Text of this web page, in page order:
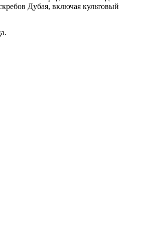
Дубая, включая культовый